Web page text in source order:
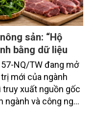
sản: “Hộ
bằng dữ liệu
NQ/TW đang mở
mới của ngành
truy xuất nguồn gốc
và công nghệ